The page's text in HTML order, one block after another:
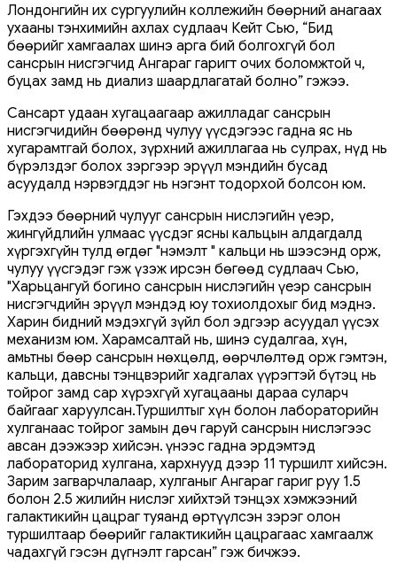
Лондонгийн их сургуулийн коллежийн бөөрний анагаах
ухааны тэнхимийн ахлах судлаач Кейт Сью, “Бид
бөөрийг хамгаалах шинэ арга бий болгохгүй бол
сансрын нисгэгчид Ангараг гаригт очих боломжтой ч,
буцах замд нь диализ шаардлагатай болно” гэжээ.
Сансарт удаан хугацаагаар ажилладаг сансрын
нисгэгчидийн бөөрөнд чулуу үүсдэгээс гадна яс нь
хугарамтгай болох, зүрхний ажиллагаа нь сулрах, нүд нь
бүрэлздэг болох зэргээр эрүүл мэндийн бусад
асуудалд нэрвэгддэг нь нэгэнт тодорхой болсон юм.
Гэхдээ бөөрний чулууг сансрын нислэгийн үеэр,
жингүйдлийн улмаас үүсдэг ясны кальцын алдагдалд
хүргэхгүйн тулд өгдөг "нэмэлт " кальци нь шээсэнд орж,
чулуу үүсгэдэг гэж үзэж ирсэн бөгөөд судлаач Сью,
"Харьцангуй богино сансрын нислэгийн үеэр сансрын
нисгэгчдийн эрүүл мэндэд юу тохиолдохыг бид мэднэ.
Харин бидний мэдэхгүй зүйл бол эдгээр асуудал үүсэх
механизм юм. Харамсалтай нь, шинэ судалгаа, хүн,
амьтны бөөр сансрын нөхцөлд, өөрчлөлтөд орж гэмтэн,
кальци, давсны тэнцвэрийг хадгалах үүрэгтэй бүтэц нь
тойрог замд сар хүрэхгүй хугацааны дараа суларч
байгааг харуулсан.Туршилтыг хүн болон лабораторийн
хулганаас тойрог замын дөч гаруй сансрын нислэгээс
авсан дээжээр хийсэн. Үүнээс гадна эрдэмтэд
лабораторид хулгана, хархнууд дээр 11 туршилт хийсэн.
Зарим загварчлалаар, хулганыг Ангараг гариг руу 1.5
болон 2.5 жилийн нислэг хийхтэй тэнцэх хэмжээний
галактикийн цацраг туяанд өртүүлсэн зэрэг олон
туршилтаар бөөрийг галактикийн цацрагаас хамгаалж
чадахгүй гэсэн дүгнэлт гарсан” гэж бичжээ.